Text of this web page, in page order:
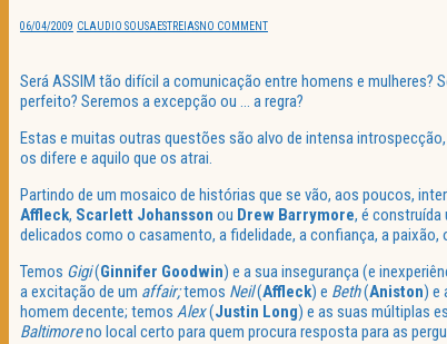
06/04/2009 CLAUDIO SOUSAESTREIASNO COMMENT
Será ASSIM tão difícil a comunicação entre homens e mulheres?
perfeito? Seremos a excepção ou … a regra?
Estas e muitas outras questões são alvo de intensa
os difere e aquilo que os atrai.
Partindo de um mosaico de histórias que se vão, aos poucos,
Affleck, Scarlett Johansson ou Drew Barrymore, é construída
delicados como o casamento, a fidelidade, a confiança, a paixão,
Temos Gigi(Ginnifer Goodwin) e a sua insegurança (e
a excitação de um affair;temos Neil(Affleck) e Beth(Aniston) e
homem decente; temos Alex(Justin Long) e as suas múltiplas
Baltimoreno local certo para quem procura resposta para as